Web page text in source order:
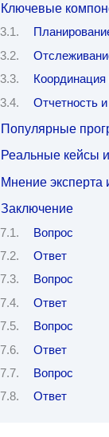
Ключевые
Отчетность
Популярные
Реальные кейсы
Мнение эксперта
Заключение
Вопрос
Ответ
Вопрос
Ответ
Вопрос
Ответ
Вопрос
Ответ